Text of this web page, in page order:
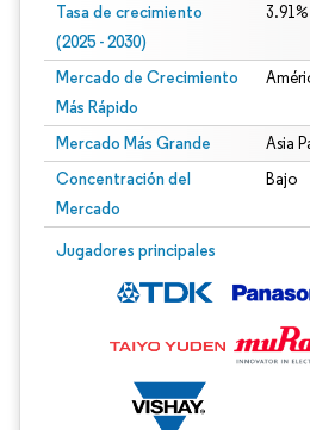
Tasa de crecimiento
(2025 - 2030)
Mercado de Crecimiento
Más Rápido
Mercado Más Grande Asia
Concentración del
Mercado
Bajo
Jugadores principales
Imagen © Mordor Intelligence. El uso